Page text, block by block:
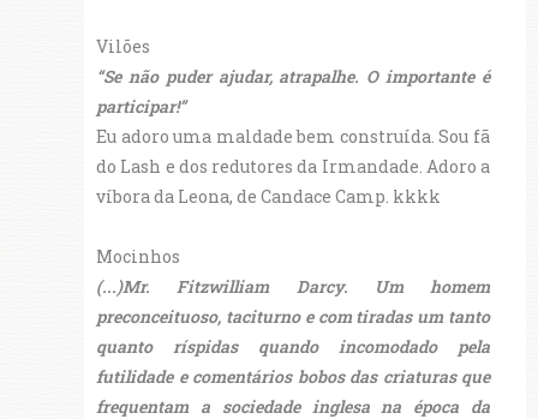
Vilões
“Se não puder ajudar, atrapalhe. O importante é
participar!”
Eu adoro uma maldade bem construída. Sou fã
do Lash e dos redutores da Irmandade. Adoro a
víbora da Leona, de Candace Camp. kkkk
Mocinhos
(...)Mr. Fitzwilliam Darcy. Um homem
preconceituoso, taciturno e com tiradas um tanto
quanto ríspidas quando incomodado pela
futilidade e comentários bobos das criaturas que
frequentam a sociedade inglesa na época da